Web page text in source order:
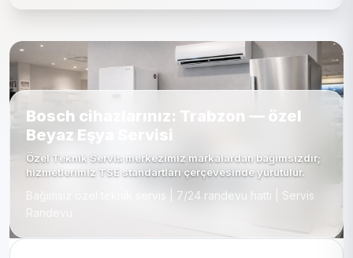
Bosch cihazlarınız: Trabzon — özel
Beyaz Eşya Servisi
Özel Teknik Servis merkezimiz markalardan bağımsızdır;
hizmetlerimiz TSE standartları çerçevesinde yürütülür.
Bağımsız özel teknik servis | 7/24 randevu hattı | Servis